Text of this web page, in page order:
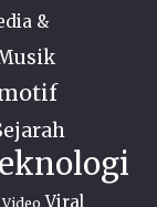
&
Video Viral